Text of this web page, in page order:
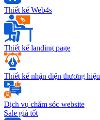
Thiết kế Web4s
Thiết kế landing page
Thiết kế nhận diện thương hiệu
Dịch vụ chăm sóc website
Sale giá tốt